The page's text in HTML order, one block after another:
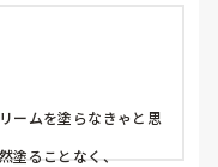
ームを塗らなきゃと思
塗ることなく、